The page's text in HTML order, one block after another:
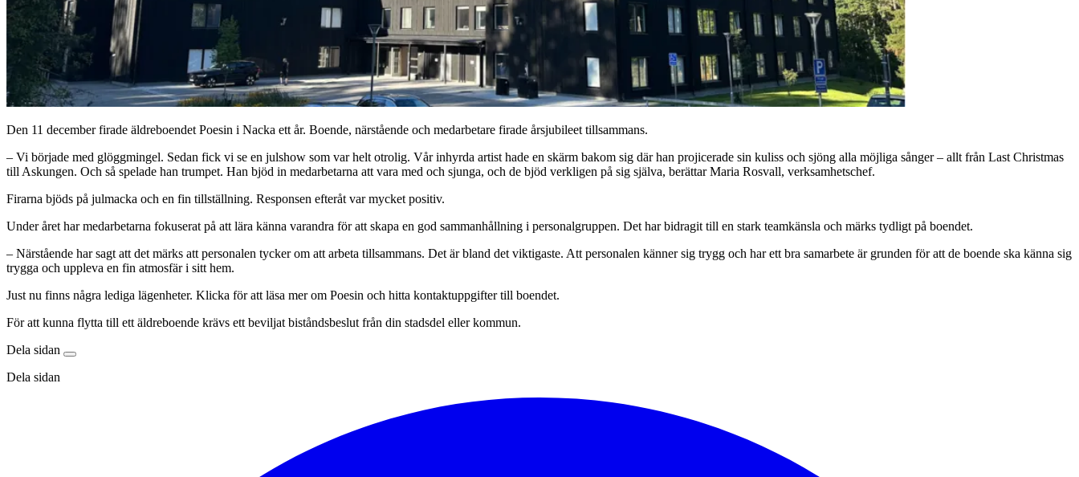
Den 11 december firade äldreboendet Poesin i Nacka ett år. Boende, närstående och medarbetare firade årsjubileet tillsammans.
– Vi började med glöggmingel. Sedan fick vi se en julshow som var helt otrolig. Vår inhyrda artist hade en skärm bakom sig där han projicerade sin kuliss och sjöng alla möjliga sånger – allt från Last Christmas
till Askungen. Och så spelade han trumpet. Han bjöd in medarbetarna att vara med och sjunga, och de bjöd verkligen på sig själva, berättar Maria Rosvall, verksamhetschef.
Firarna bjöds på julmacka och en fin tillställning. Responsen efteråt var mycket positiv.
Under året har medarbetarna fokuserat på att lära känna varandra för att skapa en god sammanhållning i personalgruppen. Det har bidragit till en stark teamkänsla och märks tydligt på boendet.
– Närstående har sagt att det märks att personalen tycker om att arbeta tillsammans. Det är bland det viktigaste. Att personalen känner sig trygg och har ett bra samarbete är grunden för att de boende ska känna sig
trygga och uppleva en fin atmosfär i sitt hem.
Just nu finns några lediga lägenheter. Klicka för att läsa mer om Poesin och hitta kontaktuppgifter till boendet.
För att kunna flytta till ett äldreboende krävs ett beviljat biståndsbeslut från din stadsdel eller kommun.
Dela sidan
Dela sidan